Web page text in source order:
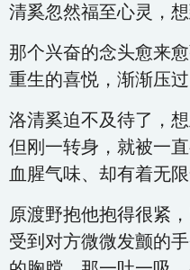
清奚忽然福至心灵，想
那个兴奋的念头愈来
重生的喜悦，渐渐压
洛清奚迫不及待了，
但刚一转身，就被一
血腥气味、却有着无
原渡野抱他抱得很紧
受到对方微微发颤的